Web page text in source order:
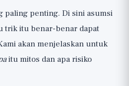
paling penting. Di sini asumsi
trik itu benar-benar dapat
akan menjelaskan untuk
itu mitos dan apa risiko